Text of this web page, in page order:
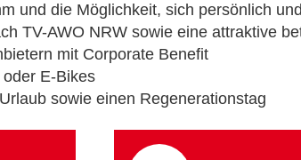
und die Möglichkeit, sich persönlich
TV-AWO NRW sowie eine attraktive
mit Corporate Benefit
E-Bikes
sowie einen Regenerationstag